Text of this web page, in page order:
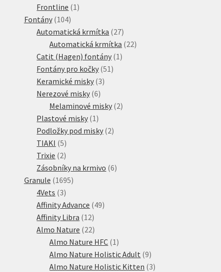
Frontline 1 1
Fontány 104104
produktů
Automatická krmítka 2727
produktů
Automatická krmítka 2222
Catit (Hagen) fontány 1 1
Fontány pro kočky 51 51
Keramické misky 33
Nerezové misky 66
produktů
Melaminové misky 22
Plastové misky 1 1
produkt
Podložky pod misky 22
TIAKI 55
produktů
Trixie 22
produkty
Zásobníky na krmivo 66
Granule 16951695
4Vets 33
produkty
Affinity Advance 4949
Affinity Libra 1212
produktů
Almo Nature 2222
produktů
Almo Nature HFC 1 1
produkt
Almo Nature Holistic Adult 99
produktů
Almo Nature Holistic Kitten 33